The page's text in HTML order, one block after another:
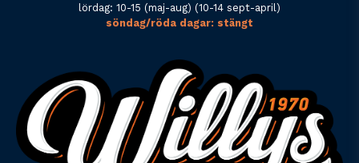
lördag: 10-15 (maj-aug) (10-14 sept-april)
söndag/röda dagar: stängt